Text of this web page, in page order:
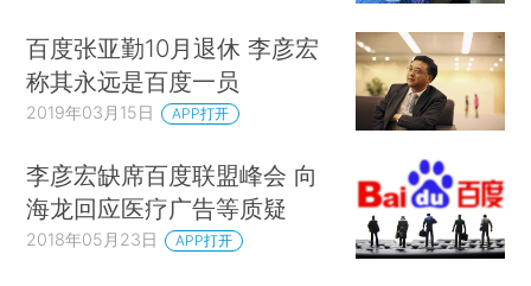
百度张亚勤10月退休 李彦宏
称其永远是百度一员
2019年03月15日 APP打开
李彦宏缺席百度联盟峰会 向
海龙回应医疗广告等质疑
2018年05月23日 APP打开